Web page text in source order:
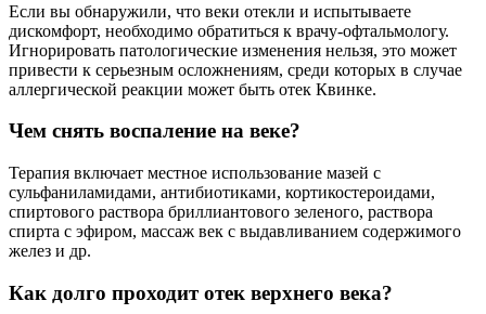
Если вы обнаружили, что веки отекли и испытываете
дискомфорт, необходимо обратиться к врачу-офтальмологу.
Игнорировать патологические изменения нельзя, это может
привести к серьезным осложнениям, среди которых в случае
аллергической реакции может быть отек Квинке.
Чем снять воспаление на веке?
Терапия включает местное использование мазей с
сульфаниламидами, антибиотиками, кортикостероидами,
спиртового раствора бриллиантового зеленого, раствора
спирта с эфиром, массаж век с выдавливанием содержимого
желез и др.
Как долго проходит отек верхнего века?